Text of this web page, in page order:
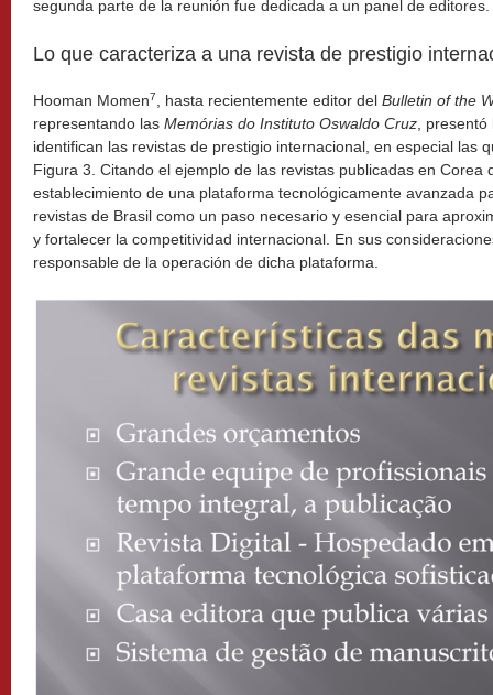
segunda parte de la reunión fue dedicada a un panel de editores.
Lo que caracteriza a una revista de prestigio
Hooman Momen7, hasta recientemente editor del Bulletin of the
representando las Memórias do Instituto Oswaldo Cruz, presentó
identifican las revistas de prestigio internacional, en especial las
Figura 3. Citando el ejemplo de las revistas publicadas en Corea
establecimiento de una plataforma tecnológicamente avanzada
revistas de Brasil como un paso necesario y esencial para
y fortalecer la competitividad internacional. En sus
responsable de la operación de dicha plataforma.